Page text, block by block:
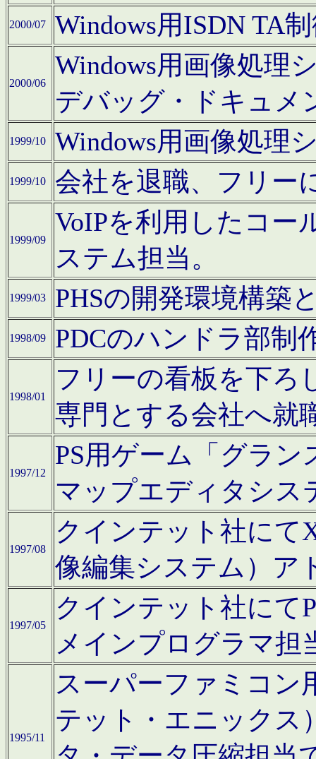
2000/07 Windows用ISDN TA
2000/06
Windows用画像処理
デバッグ・ドキュメ
1999/10 Windows用画像処理
1999/10 会社を退職、フリー
1999/09
VoIPを利用したコー
ステム担当。
1999/03 PHSの開発環境構築
1998/09 PDCのハンドラ部制
1998/01
フリーの看板を下ろ
専門とする会社へ就
1997/12
PS用ゲーム「グラン
マップエディタシス
1997/08
クインテット社にて
像編集システム）ア
1997/05
クインテット社にて
メインプログラマ担
1995/11
スーパーファミコン
テット・エニックス